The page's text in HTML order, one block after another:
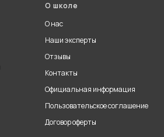
О школе
О нас
Наши эксперты
Отзывы
Контакты
Официальная информация
Пользовательское соглашение
Договор оферты